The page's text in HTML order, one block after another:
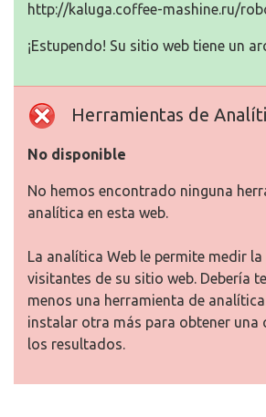
http://kaluga.coffee-mashine.ru/
¡Estupendo! Su sitio web tiene un
Herramientas de
No disponible
No hemos encontrado ninguna
analítica en esta web.
La analítica Web le permite medir
visitantes de su sitio web. Debería
menos una herramienta de
instalar otra más para obtener una
los resultados.